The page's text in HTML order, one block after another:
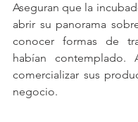
Aseguran que la
abrir su panorama
conocer formas de
habían contemplado.
comercializar sus
negocio.